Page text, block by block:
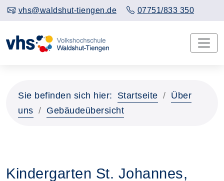
vhs@waldshut-tiengen.de 07751/833 350
Sie befinden sich hier: Startseite
Über
uns
Gebäudeübersicht
Kindergarten St. Johannes,